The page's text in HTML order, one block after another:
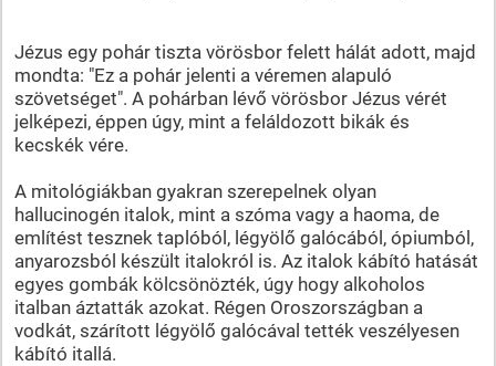
Jézus egy pohár tiszta vörösbor felett hálát adott, majd
mondta: "Ez a pohár jelenti a véremen alapuló
szövetséget". A pohárban lévő vörösbor Jézus vérét
jelképezi, éppen úgy, mint a feláldozott bikák és
kecskék vére.
A mitológiákban gyakran szerepelnek olyan
hallucinogén italok, mint a szóma vagy a haoma, de
említést tesznek taplóból, légyölő galócából, ópiumból,
anyarozsból készült italokról is. Az italok kábító hatását
egyes gombák kölcsönözték, úgy hogy alkoholos
italban áztatták azokat. Régen Oroszországban a
vodkát, szárított légyölő galócával tették veszélyesen
kábító itallá.